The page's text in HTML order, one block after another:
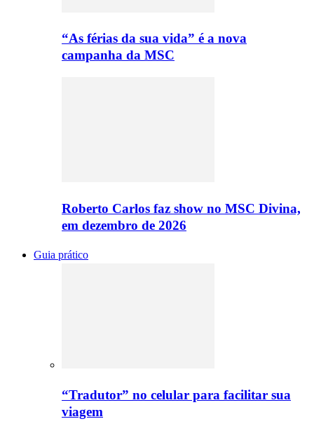
“As férias da sua vida” é a nova
campanha da MSC
Roberto Carlos faz show no MSC Divina,
em dezembro de 2026
Guia prático
“Tradutor” no celular para facilitar sua
viagem